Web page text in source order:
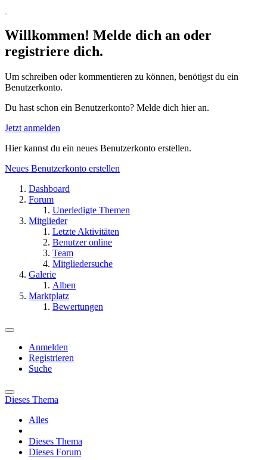
Willkommen! Melde dich an oder
registriere dich.
Um schreiben oder kommentieren zu können, benötigst du ein
Benutzerkonto.
Du hast schon ein Benutzerkonto? Melde dich hier an.
Jetzt anmelden
Hier kannst du ein neues Benutzerkonto erstellen.
Neues Benutzerkonto erstellen
Dashboard
Forum
Unerledigte Themen
Mitglieder
Letzte Aktivitäten
Benutzer online
Team
Mitgliedersuche
Galerie
Alben
Marktplatz
Bewertungen
Anmelden
Registrieren
Suche
Dieses Thema
Alles
Dieses Thema
Dieses Forum